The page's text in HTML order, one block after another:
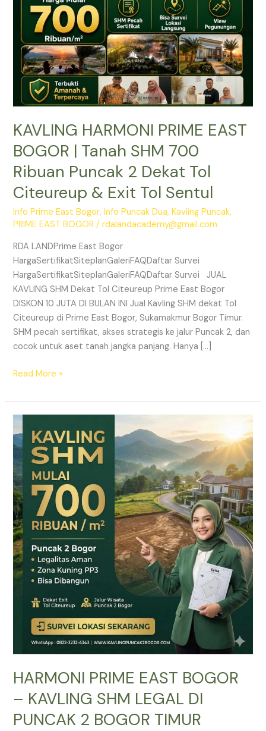
KAVLING HARMONI PRIME EAST
BOGOR | Tanah SHM 700
Ribuan Puncak 2 Dekat Tol
Citeureup & Exit Tol Sentul
Info Prime East Bogor,Info Puncak Dua,Kavling Puncak,
PRIME EAST BOGOR /rdalandacademy@gmail.com
RDA LANDPrime East Bogor
HargaSertifikatSiteplanGaleriFAQDaftar Survei
HargaSertifikatSiteplanGaleriFAQDaftar Survei JUAL
KAVLING SHM Dekat Tol Citeureup Prime East Bogor
DISKON 10 JUTA DI BULAN INI Jual Kavling SHM dekat Tol
Citeureup di Prime East Bogor, Sukamakmur Bogor Timur.
SHM pecah sertifikat, akses strategis ke jalur Puncak 2, dan
cocok untuk aset tanah jangka panjang. Hanya […]
Tanah
700
Ribuan
Puncak
Dekat
Citeureup
Exit
Tol
Read More »
HARMONI PRIME EAST BOGOR
– KAVLING SHM LEGAL DI
PUNCAK 2 BOGOR TIMUR
HARMONI
PRIME
EAST
BOGOR
–
KAVLING
SHM
LEGAL
DI
PUNCAK
2
BOGOR